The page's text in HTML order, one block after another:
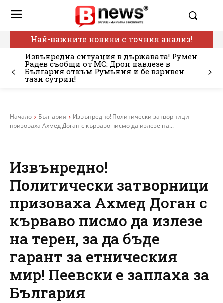
Най-важните новини с точния анализ!
Извънредна ситуация в държавата! Румен
Радев съобщи от МС: Дрон навлезе в
България откъм Румъния и бе взривен
тази сутрин!
Начало България
Извънредно! Политически затворници
призоваха Ахмед Доган с кърваво писмо да излезе на...
Извънредно!
Политически затворници
призоваха Ахмед Доган с
кърваво писмо да излезе
на терен, за да бъде
гарант за етническия
мир! Пеевски е заплаха за
България